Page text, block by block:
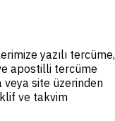
yazılı tercüme,
apostilli tercüme
veya site üzerinden
ve takvim